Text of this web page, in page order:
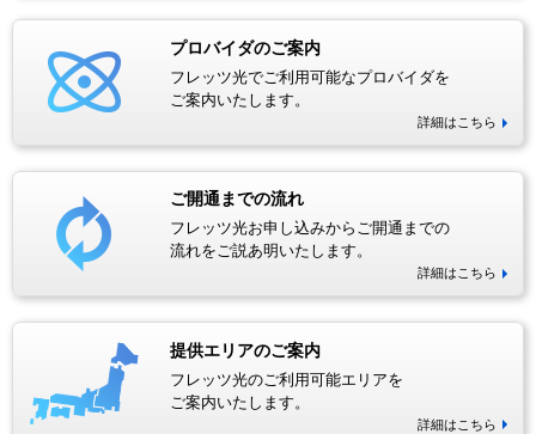
プロバイダのご案内
フレッツ光でご利用可能なプロバイダを
ご案内いたします。
詳細はこちら
ご開通までの流れ
フレッツ光お申し込みからご開通までの
流れをご説あ明いたします。
詳細はこちら
提供エリアのご案内
フレッツ光のご利用可能エリアを
ご案内いたします。
詳細はこちら